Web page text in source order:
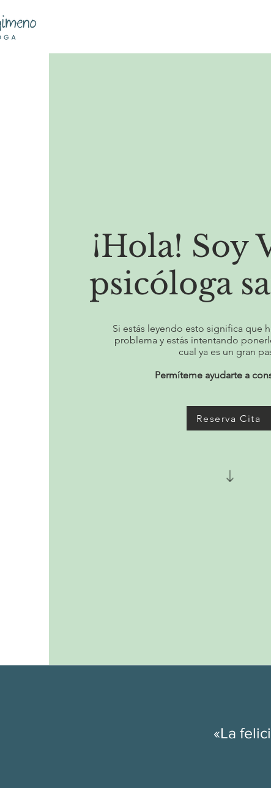
¡Hola! Soy
psicóloga
Si estás leyendo esto significa que
problema y estás intentando
cual ya es un gran
Permíteme ayudarte a
Reserva Cita
«La